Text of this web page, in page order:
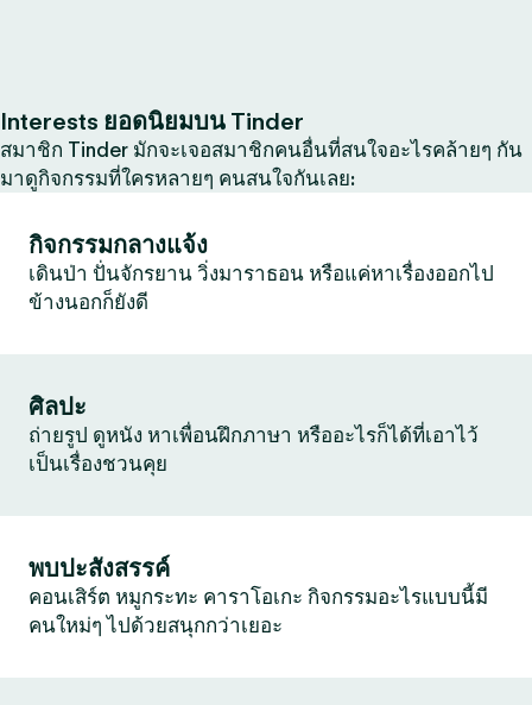
Interests ยอดนิยมบน Tinder
สมาชิก Tinder มักจะเจอสมาชิกคนอื่นที่สนใจอะไรคล้ายๆ กัน
มาดูกิจกรรมที่ใครหลายๆ คนสนใจกันเลย:
กิจกรรมกลางแจ้ง
เดินป่า ปั่นจักรยาน วิ่งมาราธอน หรือแค่หาเรื่องออกไป
ข้างนอกก็ยังดี
ศิลปะ
ถ่ายรูป ดูหนัง หาเพื่อนฝึกภาษา หรืออะไรก็ได้ที่เอาไว้
เป็นเรื่องชวนคุย
พบปะสังสรรค์
คอนเสิร์ต หมูกระทะ คาราโอเกะ กิจกรรมอะไรแบบนี้มี
คนใหม่ๆ ไปด้วยสนุกกว่าเยอะ